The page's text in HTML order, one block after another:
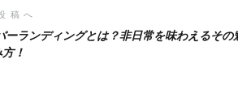
稿へ
ーランディングとは？非日常を味わえるその
！